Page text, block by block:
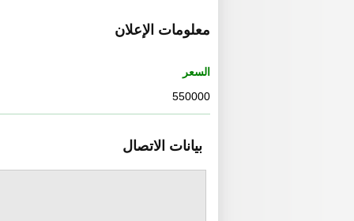
معلومات الإعلان
السعر
550000
بيانات الاتصال